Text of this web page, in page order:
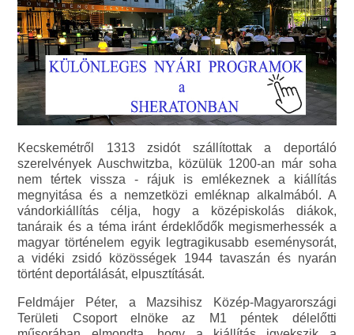
Kecskemétről 1313 zsidót szállítottak a deportáló
szerelvények Auschwitzba, közülük 1200-an már soha
nem tértek vissza - rájuk is emlékeznek a kiállítás
megnyitása és a nemzetközi emléknap alkalmából. A
vándorkiállítás célja, hogy a középiskolás diákok,
tanáraik és a téma iránt érdeklődők megismerhessék a
magyar történelem egyik legtragikusabb eseménysorát,
a vidéki zsidó közösségek 1944 tavaszán és nyarán
történt deportálását, elpusztítását.
Feldmájer Péter, a Mazsihisz Közép-Magyarországi
Területi Csoport elnöke az M1 péntek délelőtti